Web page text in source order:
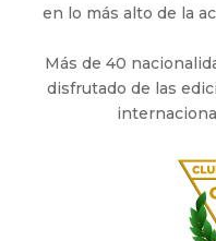
en lo más alto de la
Más de 40
disfrutado de las